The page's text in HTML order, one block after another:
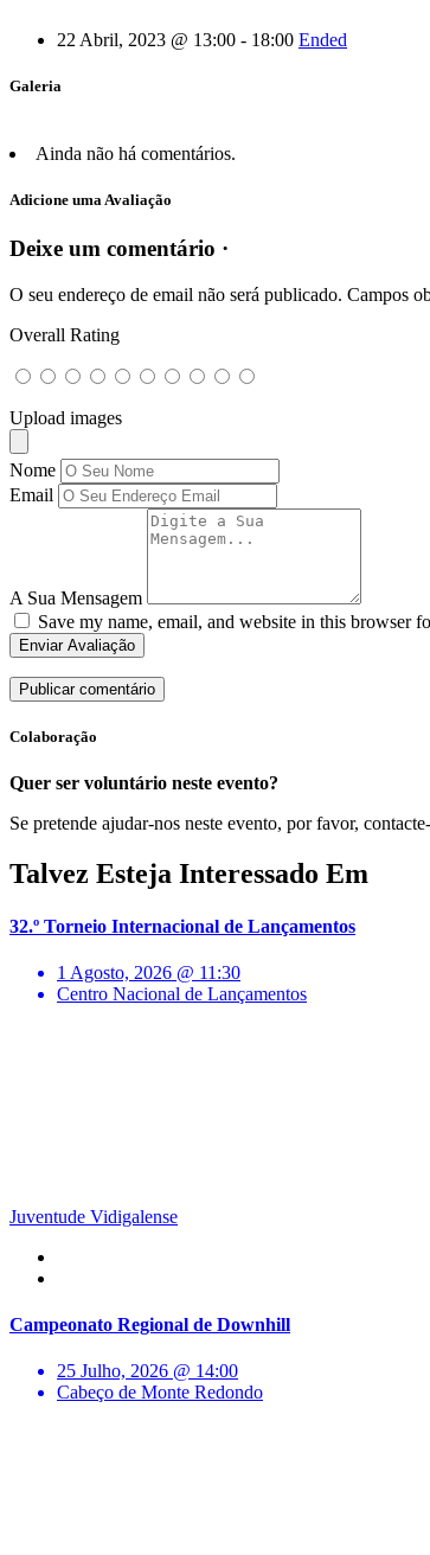
22 Abril, 2023 @ 13:00 - 18:00 Ended
Galeria
Ainda não há comentários.
Adicione uma Avaliação
Deixe um comentário ·
O seu endereço de email não será publicado. Campos
Overall Rating
Upload images
Nome
Email
A Sua Mensagem
Save my name, email, and website in this browser
Enviar Avaliação
Colaboração
Quer ser voluntário neste evento?
Se pretende ajudar-nos neste evento, por favor,
Talvez Esteja Interessado Em
32.º Torneio Internacional de Lançamentos
1 Agosto, 2026 @ 11:30
Centro Nacional de Lançamentos
Juventude Vidigalense
Campeonato Regional de Downhill
25 Julho, 2026 @ 14:00
Cabeço de Monte Redondo